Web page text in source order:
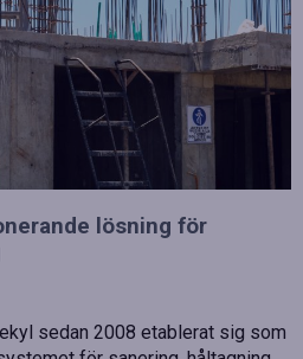
lösning för
sedan 2008 etablerat sig som